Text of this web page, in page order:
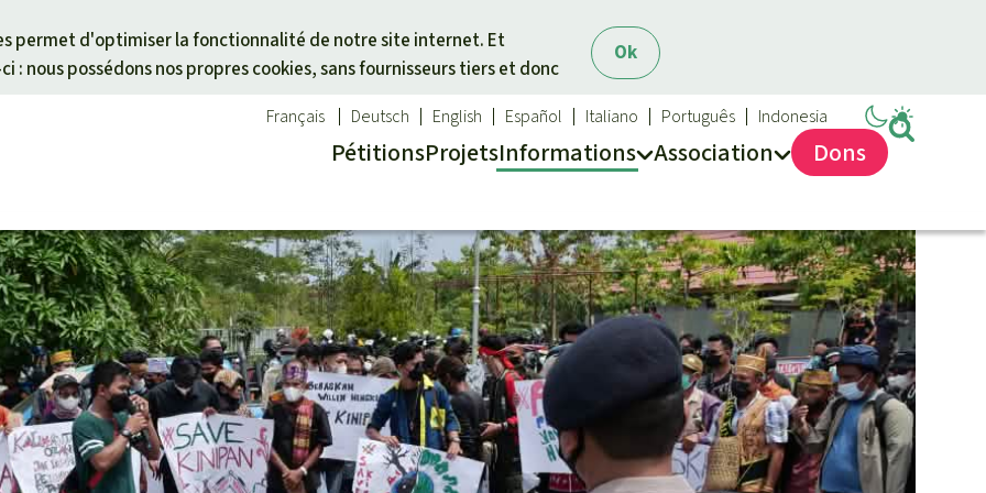
Ok
permet d'optimiser la fonctionnalité de notre site internet. Et
: nous possédons nos propres cookies, sans fournisseurs tiers et donc
PétitionsProjetsInformations
tropicale
Association
Sauvons la forêt
Qui sommes-nous ?
Nous contacter
Transparence
Questions fréquentes
Rapports annuels
Mentions légales
Médias
Communiqués
Dans la presse
Français Deutsch English Español Italiano Português Indonesia
Dons
thème
animaux
forêts tropicales
Don pour une région
Asie du Sud-Est
Afrique
Amérique latine